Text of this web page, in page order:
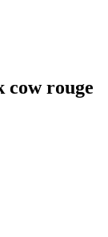
cow rouge